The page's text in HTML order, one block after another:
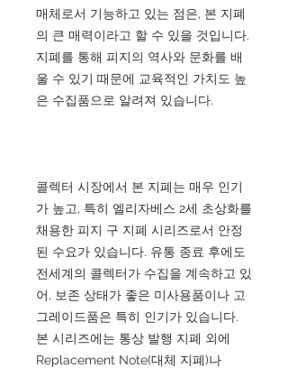
매체로서 기능하고 있는 점은, 본 지폐
의 큰 매력이라고 할 수 있을 것입니다.
지폐를 통해 피지의 역사와 문화를 배
울 수 있기 때문에 교육적인 가치도 높
은 수집품으로 알려져 있습니다.
콜렉터 시장에서 본 지폐는 매우 인기
가 높고, 특히 엘리자베스 2세 초상화를
채용한 피지 구 지폐 시리즈로서 안정
된 수요가 있습니다. 유통 종료 후에도
전세계의 콜렉터가 수집을 계속하고 있
어, 보존 상태가 좋은 미사용품이나 고
그레이드품은 특히 인기가 있습니다.
본 시리즈에는 통상 발행 지폐 외에
Replacement Note(대체 지폐)나